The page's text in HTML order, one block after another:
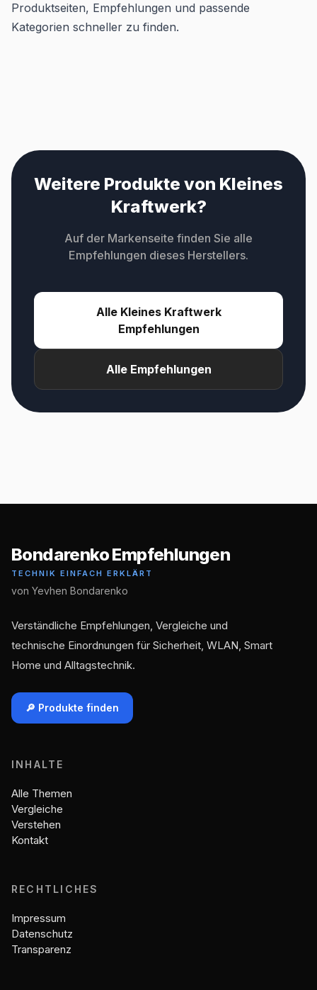
Produktseiten, Empfehlungen und passende
Kategorien schneller zu finden.
Weitere Produkte von Kleines
Kraftwerk?
Auf der Markenseite finden Sie alle
Empfehlungen dieses Herstellers.
Alle Kleines Kraftwerk
Empfehlungen
Alle Empfehlungen
Bondarenko Empfehlungen
TECHNIK EINFACH ERKLÄRT
von Yevhen Bondarenko
Verständliche Empfehlungen, Vergleiche und
technische Einordnungen für Sicherheit, WLAN, Smart
Home und Alltagstechnik.
🔎 Produkte finden
INHALTE
Alle Themen
Vergleiche
Verstehen
Kontakt
RECHTLICHES
Impressum
Datenschutz
Transparenz